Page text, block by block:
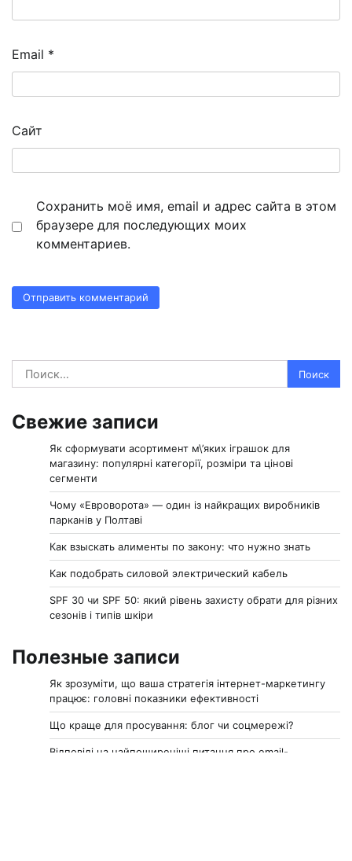
Email *
Сайт
Сохранить моё имя, email и адрес сайта в этом
браузере для последующих моих
комментариев.
Найти:
Свежие записи
Як сформувати асортимент м\’яких іграшок для
магазину: популярні категорії, розміри та цінові
сегменти
Чому «Евроворота» — один із найкращих виробників
парканів у Полтаві
Как взыскать алименты по закону: что нужно знать
Как подобрать силовой электрический кабель
SPF 30 чи SPF 50: який рівень захисту обрати для різних
сезонів і типів шкіри
Полезные записи
Як зрозуміти, що ваша стратегія інтернет-маркетингу
працює: головні показники ефективності
Що краще для просування: блог чи соцмережі?
Відповіді на найпоширеніші питання про email-